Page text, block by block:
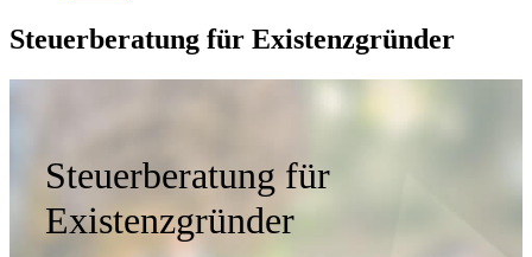
Steuerberatung für Existenzgründer
Steuerberatung für
Existenzgründer